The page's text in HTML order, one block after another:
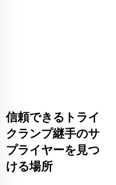
信頼できるトライ
クランプ継手のサ
プライヤーを見つ
ける場所